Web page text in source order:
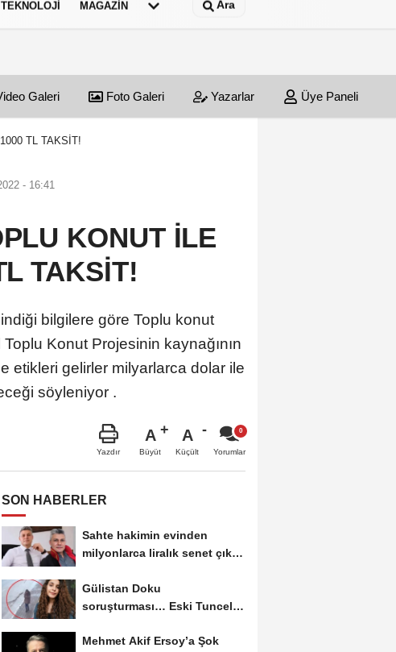
TEKNOLOJI MAGAZIN Ara
Galeri Foto Galeri Yazarlar Üye Paneli
TL TAKSİT!
- 16:41
KONUT İLE
TAKSİT!
bilgilere göre Toplu konut
Konut Projesinin kaynağının
etikleri gelirler milyarlarca dolar ile
söyleniyor .
Yazdır
A
Büyüt
A
Küçült Yorumlar
SON HABERLER
Sahte hakimin evinden
milyonlarca liralık senet çıktı:
Gülistan Doku
soruşturması… Eski Tunceli
Mehmet Akif Ersoy’a Şok